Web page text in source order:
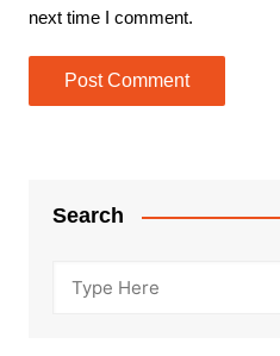
next time I comment.
Search